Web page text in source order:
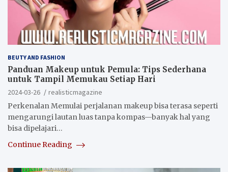
BEUTY AND FASHION
Panduan Makeup untuk Pemula: Tips Sederhana
untuk Tampil Memukau Setiap Hari
2024-03-26
realisticmagazine
Perkenalan Memulai perjalanan makeup bisa terasa seperti
mengarungi lautan luas tanpa kompas—banyak hal yang
bisa dipelajari…
Continue Reading